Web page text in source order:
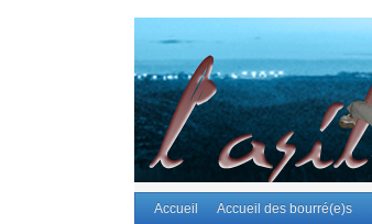
Accueil Accueil des bourré(e)s